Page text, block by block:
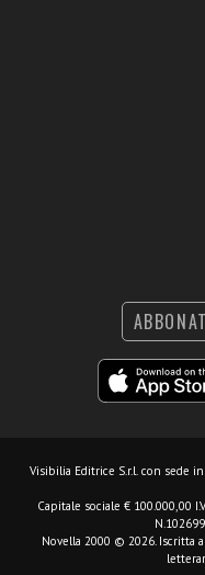
Visibilia Editrice S.r.l. con sede
Capitale sociale € 100.000,00
Novella 2000 © 2026. Iscritta